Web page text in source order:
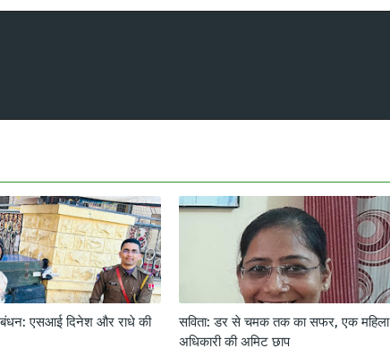
बंधन: एसआई दिनेश और राधे की
सविता: डर से चमक तक का सफर, एक महिला
अधिकारी की अमिट छाप